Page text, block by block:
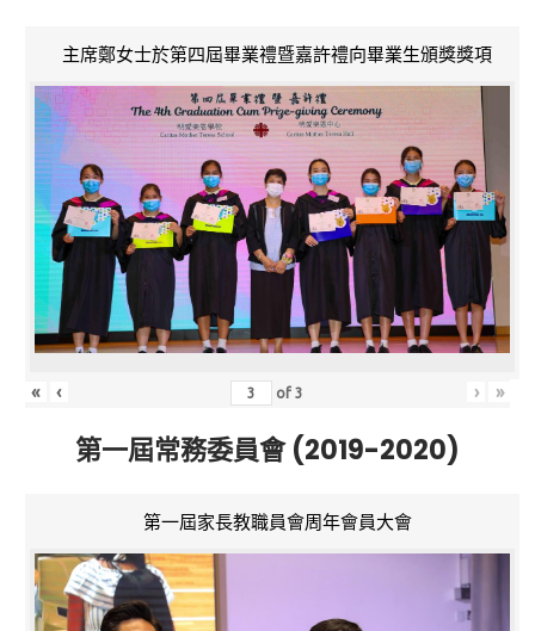
主席鄭女士於第四屆畢業禮暨嘉許禮向畢業生頒獎獎項
« ‹ of3 › »
第一屆常務委員會 (2019-2020)
第一屆家長教職員會周年會員大會